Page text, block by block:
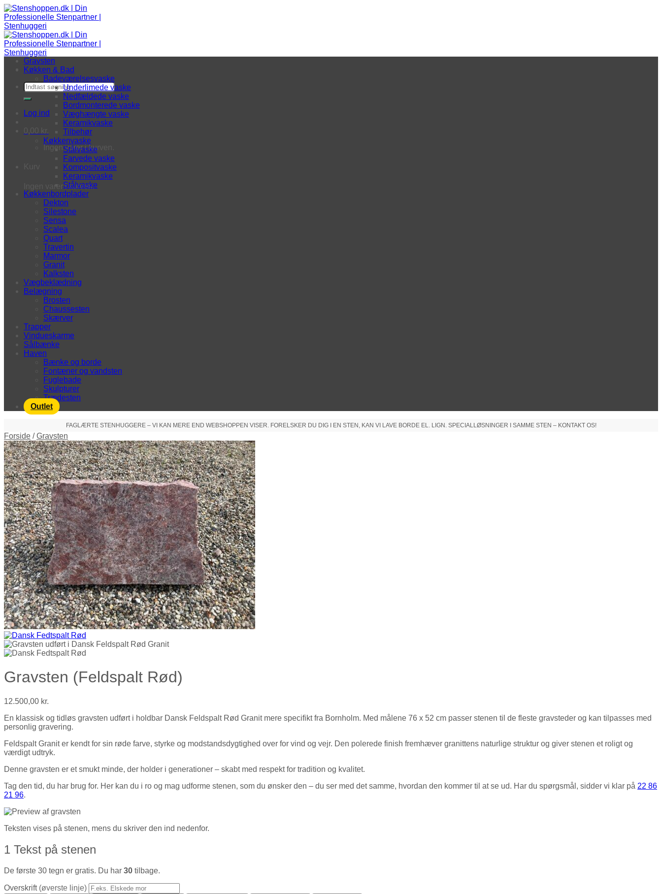
Fortsæt til indhold
Søg efter:
Log ind
Ingen varer i kurven.
Ingen varer i kurven.
Gravsten
Køkken & Bad
Badeværelsesvaske
Underlimede vaske
Nedfældede vaske
Bordmonterede vaske
Væghængte vaske
Keramikvaske
Tilbehør
Køkkenvaske
Stålvaske
Farvede vaske
Kompositvaske
Keramikvaske
Stålvaske
Køkkenbordplader
Dekton
Silestone
Sensa
Scalea
Quart
Travertin
Marmor
Granit
Kalksten
Vægbeklædning
Belægning
Brosten
Chaussesten
Skærver
Trapper
Vindueskarme
Sålbænke
Haven
Bænke og borde
Fontæner og vandsten
Fuglebade
Skulpturer
Trædesten
Outlet
FAGLÆRTE STENHUGGERE – VI KAN MERE END WEBSHOPPEN VISER. FORELSKER DU DIG I EN STEN, KAN VI LAVE BORDE EL. LIGN. SPECIALLØSNINGER I SAMME STEN – KONTAKT OS!
Forside / Gravsten
Gravsten (Feldspalt Rød)
12.500,00 kr.
En klassisk og tidløs gravsten udført i holdbar Dansk Feldspalt Rød Granit mere specifikt fra Bornholm. Med målene 76 x 52 cm passer stenen til de fleste gravsteder og kan tilpasses med
personlig gravering.
Feldspalt Granit er kendt for sin røde farve, styrke og modstandsdygtighed over for vind og vejr. Den polerede finish fremhæver granittens naturlige struktur og giver stenen et roligt og
værdigt udtryk.
Denne gravsten er et smukt minde, der holder i generationer – skabt med respekt for tradition og kvalitet.
Tag den tid, du har brug for. Her kan du i ro og mag udforme stenen, som du ønsker den – du ser med det samme, hvordan den kommer til at se ud. Har du spørgsmål, sidder vi klar på 22 86
21 96.
Teksten vises på stenen, mens du skriver den ind nedenfor.
1 Tekst på stenen
De første 30 tegn er gratis. Du har 30 tilbage.
Overskrift (øverste linje)